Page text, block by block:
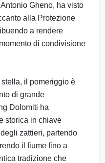
Gheno, ha visto
alla Protezione
a rendere
di condivisione
il pomeriggio è
di grande
Dolomiti ha
storica in chiave
zattieri, partendo
il fiume fino a
tradizione che